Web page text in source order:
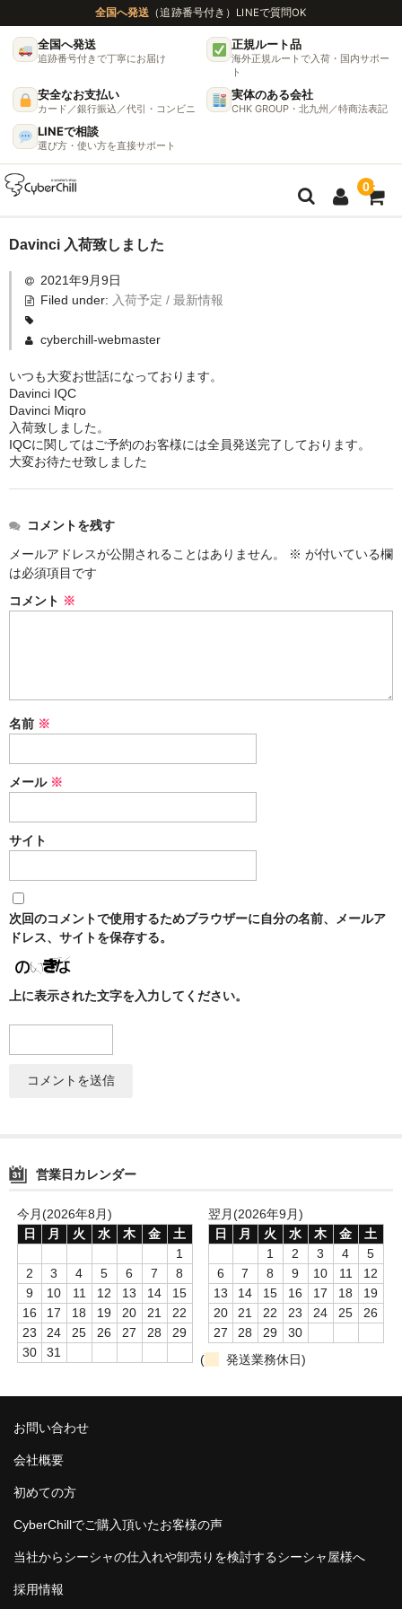
全国へ発送 （追跡番号付き） LINEで質問OK
全国へ発送
追跡番号付きで丁寧にお届け
正規ルート品
海外正規ルートで入荷・国内サポー
ト
安全なお支払い
カード／銀行振込／代引・コンビニ
実体のある会社
CHK GROUP・北九州／特商法表記
LINEで相談
選び方・使い方を直接サポート
0
ガイド
🌫 ヴェポライザー機種比較ガイド
挽き方で味が変わる理由
シーシャ炭の選び方
マウスピースの選び方
BFGセット（一式）
入荷予定 / 最新情報
Hookahs
CyberChill
НА ГРАНИ (NA GRANI)
SHISHABUCKS
dschinni
Kaloud
RF
NOMAD
Mamay Custom
MEXANIKA
Maklaud
ChillCloud(チルクラウド）
AL FAKHER(アルファーヘル）
オデュマン
Cobra Blanc
Davinci 入荷致しました
2021年9月9日
Filed under: 入荷予定 / 最新情報
cyberchill-webmaster
いつも大変お世話になっております。
Davinci IQC
Davinci Miqro
入荷致しました。
IQCに関してはご予約のお客様には全員発送完了しております。
大変お待たせ致しました
コメントを残す
メールアドレスが公開されることはありません。
※ が付いている欄
は必須項目です
コメント ※
名前 ※
メール ※
サイト
次回のコメントで使用するためブラウザーに自分の名前、メールア
ドレス、サイトを保存する。
上に表示された文字を入力してください。
営業日カレンダー
今月(2026年8月)
日
月 火 水 木 金
土
1
2
3 4 5 6 7
8
9
10 11 12 13 14
15
16
17 18 19 20 21
22
23
24 25 26 27 28
29
30
31
翌月(2026年9月)
日
月 火 水 木 金
土
1
2 3 4
5
6
7 8 9 10 11
12
13
14 15 16 17 18
19
20
21 22 23 24 25
26
27
28 29
30
(
発送業務休日)
お問い合わせ
会社概要
初めての方
CyberChillでご購入頂いたお客様の声
当社からシーシャの仕入れや卸売りを検討するシーシャ屋様へ
採用情報